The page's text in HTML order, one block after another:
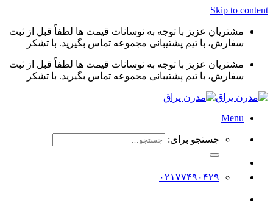
Skip to content
مشتریان عزیز با توجه به نوسانات قیمت ها لطفاً قبل از ثبت
سفارش، با تیم پشتیبانی مجموعه تماس بگیرید. با تشکر
مشتریان عزیز با توجه به نوسانات قیمت ها لطفاً قبل از ثبت
سفارش، با تیم پشتیبانی مجموعه تماس بگیرید. با تشکر
Menu
جستجو برای:
۰۲۱۷۷۴۹۰۴۲۹